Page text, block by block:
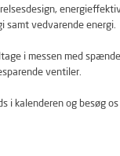
samt vedvarende energi.
i messen med
ventiler.
i kalenderen og besøg